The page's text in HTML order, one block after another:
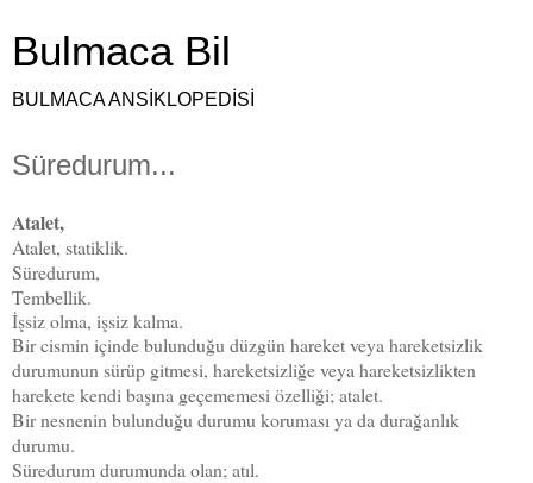
Bulmaca Bil
BULMACA ANSİKLOPEDİSİ
Süredurum...
Atalet,
Atalet, statiklik.
Süredurum,
Tembellik.
İşsiz olma, işsiz kalma.
Bir cismin içinde bulunduğu düzgün hareket veya hareketsizlik
durumunun sürüp gitmesi, hareketsizliğe veya hareketsizlikten
harekete kendi başına geçememesi özelliği; atalet.
Bir nesnenin bulunduğu durumu koruması ya da durağanlık
durumu.
Süredurum durumunda olan; atıl.